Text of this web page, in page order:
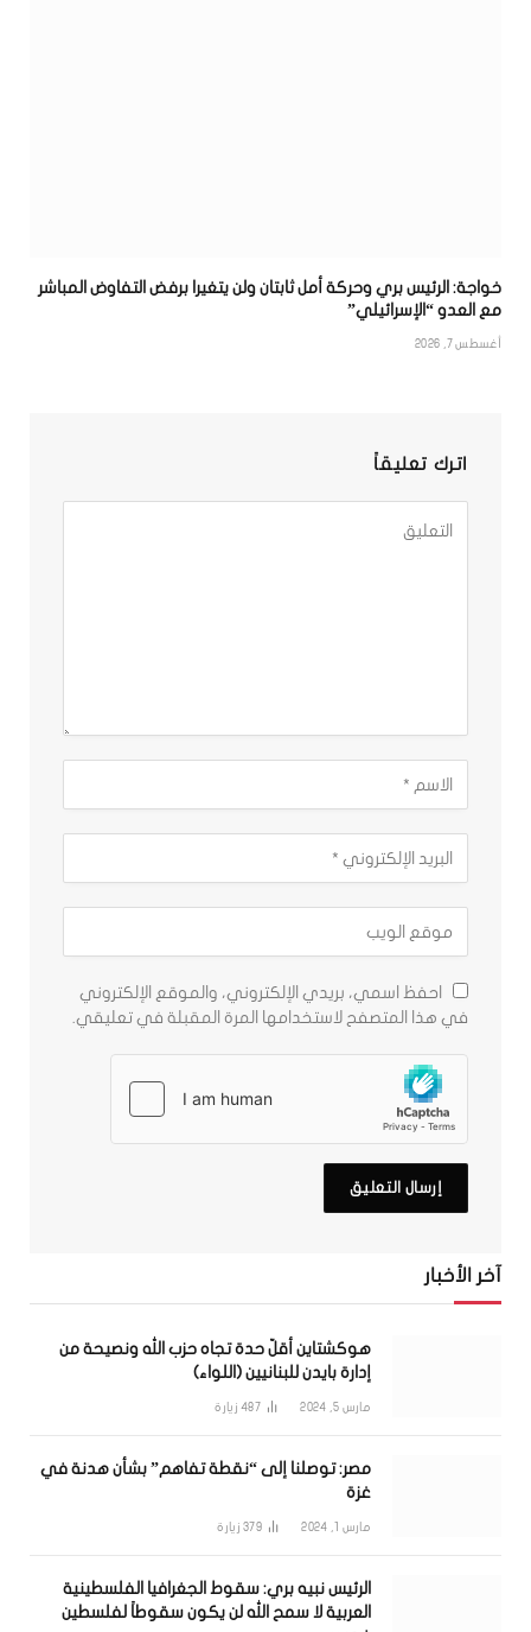
خواجة: الرئيس بري وحركة أمل ثابتان ولن يتغيرا برفض التفاوض المباشر
مع العدو “الإسرائيلي”
أغسطس 7, 2026
اترك تعليقاً
احفظ اسمي، بريدي الإلكتروني، والموقع الإلكتروني
في هذا المتصفح لاستخدامها المرة المقبلة في تعليقي.
آخر الأخبار
هوكشتاين أقلّ حدة تجاه حزب الله ونصيحة من
إدارة بايدن للبنانيين (اللواء)
مارس 5, 2024 487 زيارة
مصر: توصلنا إلى “نقطة تفاهم” بشأن هدنة في
غزة
مارس 1, 2024 379 زيارة
الرئيس نبيه بري: سقوط الجغرافيا الفلسطينية
العربية لا سمح الله لن يكون سقوطاً لفلسطين